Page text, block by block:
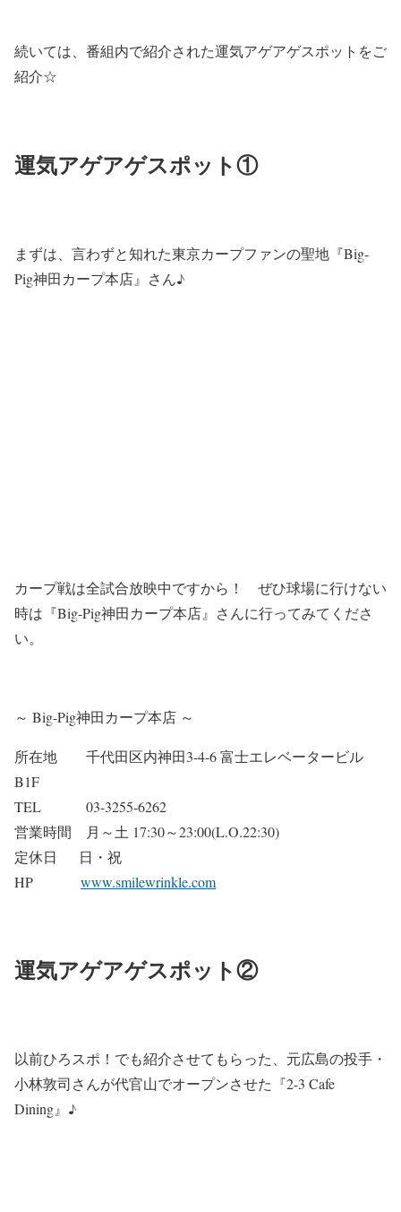
続いては、番組内で紹介された運気アゲアゲスポットをご
紹介☆
運気アゲアゲスポット①
まずは、言わずと知れた東京カープファンの聖地『Big-
Pig神田カープ本店』さん♪
カープ戦は全試合放映中ですから！ ぜひ球場に行けない
時は『Big-Pig神田カープ本店』さんに行ってみてくださ
い。
～ Big-Pig神田カープ本店 ～
所在地 千代田区内神田3-4-6 富士エレベータービル
B1F
TEL 03-3255-6262
営業時間 月～土 17:30～23:00(L.O.22:30)
定休日 日・祝
HP www.smilewrinkle.com
運気アゲアゲスポット②
以前ひろスポ！でも紹介させてもらった、元広島の投手・
小林敦司さんが代官山でオープンさせた『2-3 Cafe
Dining』♪